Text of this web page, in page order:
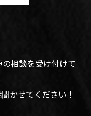
相談を受け付けて
かせてください！